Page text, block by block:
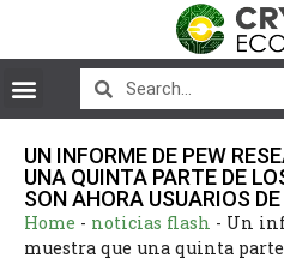
UN INFORME DE PEW
UNA QUINTA PARTE DE
SON AHORA USUARIOS
Home - noticias flash - Un
muestra que una quinta